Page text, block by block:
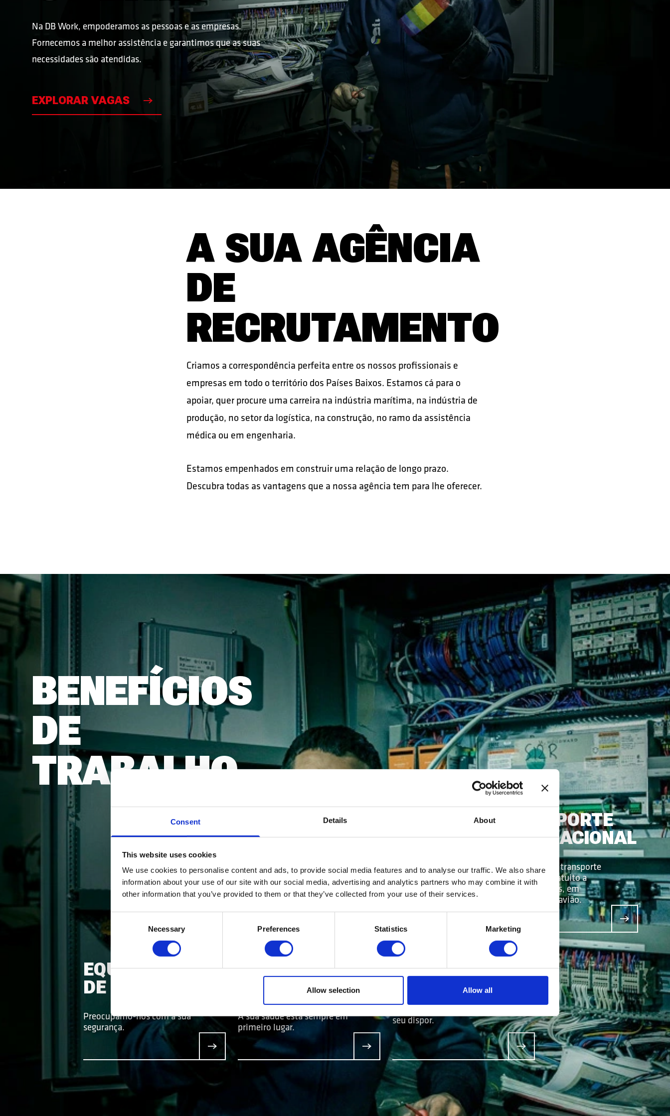
Consent Details About
This website uses cookies
We use cookies to personalise content and ads, to provide social media features and to analyse our traffic. We also share
information about your use of our site with our social media, advertising and analytics partners who may combine it with
other information that you’ve provided to them or that they’ve collected from your use of their services.
Necessary Preferences Statistics Marketing
Allow selection Allow all
VAGAS CONTATO
VAGAS CONTATO
Na DB Work, empoderamos as pessoas e as empresas.
Fornecemos a melhor assistência e garantimos que as suas
necessidades são atendidas.
EXPLORAR VAGAS
A SUA AGÊNCIA
DE
RECRUTAMENTO
Criamos a correspondência perfeita entre os nossos profissionais e
empresas em todo o território dos Países Baixos. Estamos cá para o
apoiar, quer procure uma carreira na indústria marítima, na indústria de
produção, no setor da logística, na construção, no ramo da assistência
médica ou em engenharia.
Estamos empenhados em construir uma relação de longo prazo.
Descubra todas as vantagens que a nossa agência tem para lhe oferecer.
BENEFÍCIOS
DE
TRABALHO
ALOJAMENTO
Terá tudo o que precisa para
viver confortavelmente.
TRANSPORTE
LOCAL
Trataremos do transporte de
casa para o trabalho e vice-
versa.
TRANSPORTE
INTERNACIONAL
Providenciamos transporte
internacional gratuito a
partir do seu país, em
autocarro ou de avião.
EQUIPAMENTO
DE TRABALHO
Preocupamo-nos com a sua
segurança.
SEGURO DE
A sua saúde está sempre em
primeiro lugar.
ASSISTÊNCIA
assistência está sempre ao
seu dispor.